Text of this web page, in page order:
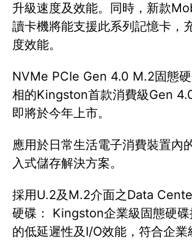
升級速度及效能。同時，新款
讀卡機將能支援此系列記憶卡，
度效能。
NVMe PCIe Gen 4.0 M.2固態
相的Kingston首款消費級Gen
即將於今年上市。
應用於日常生活電子消費裝置內
入式儲存解決方案。
採用U.2及M.2介面之Data
硬碟： Kingston企業級固態硬碟
的低延遲性及I/O效能，符合企業